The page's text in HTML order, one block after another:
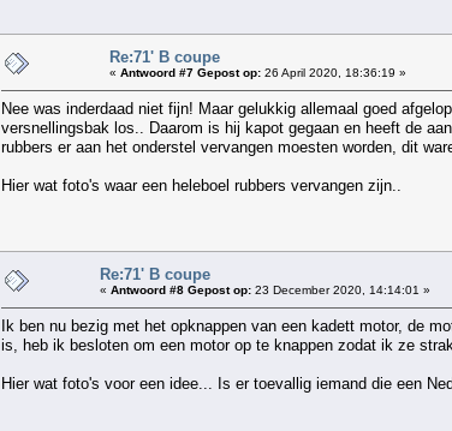
Re:71' B coupe
« Antwoord #7 Gepost op: 26 April 2020, 18:36:19 »
Nee was inderdaad niet fijn! Maar gelukkig allemaal goed
versnellingsbak los.. Daarom is hij kapot gegaan en heeft de
rubbers er aan het onderstel vervangen moesten worden, dit
Hier wat foto's waar een heleboel rubbers vervangen zijn..
Re:71' B coupe
« Antwoord #8 Gepost op: 23 December 2020, 14:14:01 »
Ik ben nu bezig met het opknappen van een kadett motor, de
is, heb ik besloten om een motor op te knappen zodat ik ze
Hier wat foto's voor een idee... Is er toevallig iemand die een